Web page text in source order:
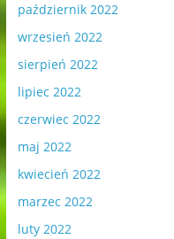
październik 2022
wrzesień 2022
sierpień 2022
lipiec 2022
czerwiec 2022
maj 2022
kwiecień 2022
marzec 2022
luty 2022